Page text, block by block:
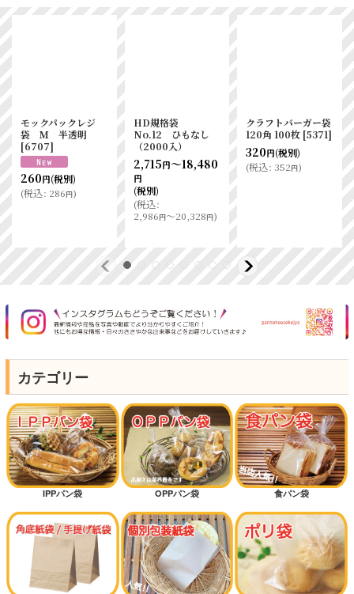
モックパックレジ
袋 Ｍ 半透明
[6707]
260円(税別)
(税込: 286円)
HD規格袋
No.12 ひもなし
（2000入）
2,715円～18,480
円
(税別)
(税込:
2,986円～20,328円)
クラフトバーガー袋
120角 100枚 [5371]
320円(税別)
(税込: 352円)
カテゴリー
IPPパン袋 OPPパン袋 食パン袋